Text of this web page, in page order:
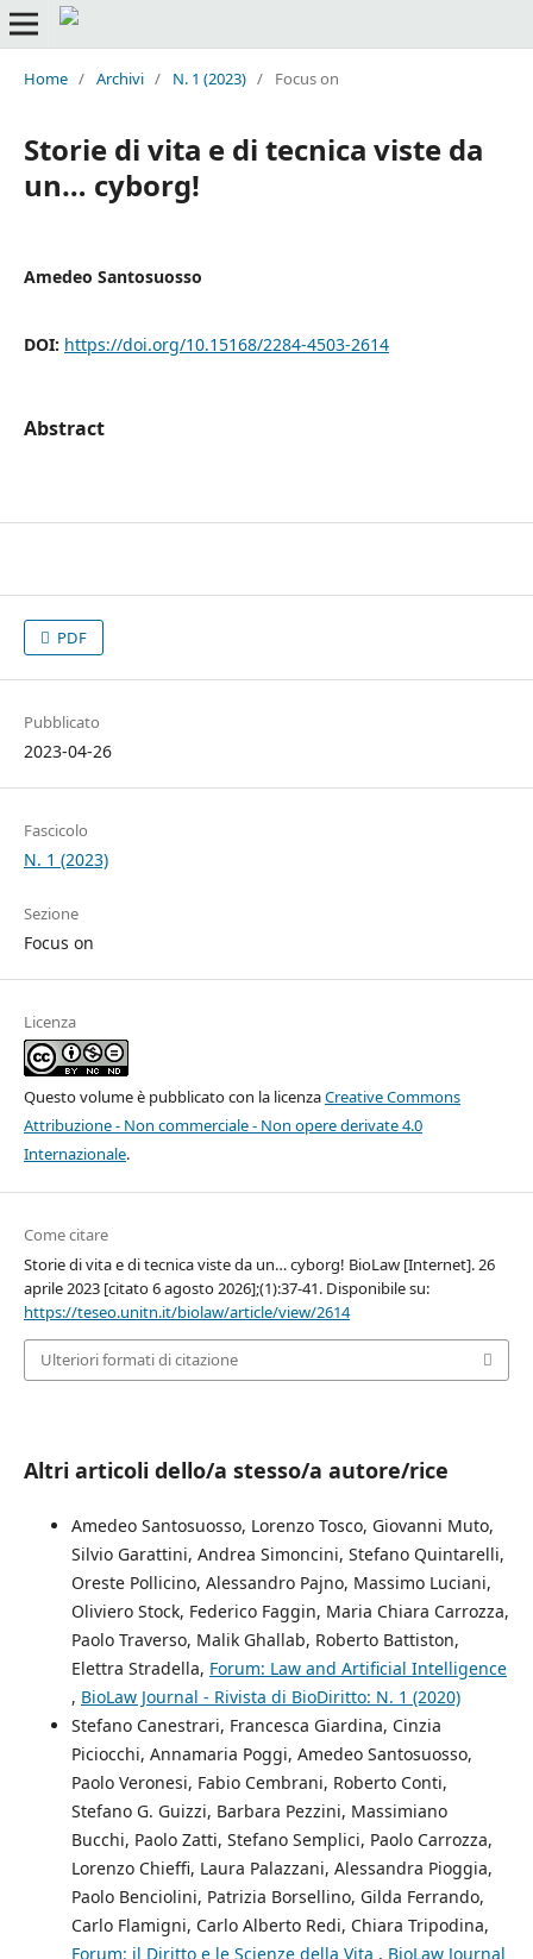
Home / Archivi / N. 1 (2023) / Focus on
Storie di vita e di tecnica viste da
un… cyborg!
Amedeo Santosuosso
DOI: https://doi.org/10.15168/2284-4503-2614
Abstract
PDF
Pubblicato
2023-04-26
Fascicolo
N. 1 (2023)
Sezione
Focus on
Licenza
Questo volume è pubblicato con la licenzaCreative Commons
Attribuzione - Non commerciale - Non opere derivate 4.0
Internazionale.
Come citare
Storie di vita e di tecnica viste da un… cyborg! BioLaw [Internet]. 26
aprile 2023 [citato 6 agosto 2026];(1):37-41. Disponibile su:
https://teseo.unitn.it/biolaw/article/view/2614
Ulteriori formati di citazione
Altri articoli dello/a stesso/a autore/rice
Amedeo Santosuosso, Lorenzo Tosco, Giovanni Muto,
Silvio Garattini, Andrea Simoncini, Stefano Quintarelli,
Oreste Pollicino, Alessandro Pajno, Massimo Luciani,
Oliviero Stock, Federico Faggin, Maria Chiara Carrozza,
Paolo Traverso, Malik Ghallab, Roberto Battiston,
Elettra Stradella, Forum: Law and Artificial Intelligence
, BioLaw Journal - Rivista di BioDiritto: N. 1 (2020)
Stefano Canestrari, Francesca Giardina, Cinzia
Piciocchi, Annamaria Poggi, Amedeo Santosuosso,
Paolo Veronesi, Fabio Cembrani, Roberto Conti,
Stefano G. Guizzi, Barbara Pezzini, Massimiano
Bucchi, Paolo Zatti, Stefano Semplici, Paolo Carrozza,
Lorenzo Chieffi, Laura Palazzani, Alessandra Pioggia,
Paolo Benciolini, Patrizia Borsellino, Gilda Ferrando,
Carlo Flamigni, Carlo Alberto Redi, Chiara Tripodina,
Forum: il Diritto e le Scienze della Vita , BioLaw Journal